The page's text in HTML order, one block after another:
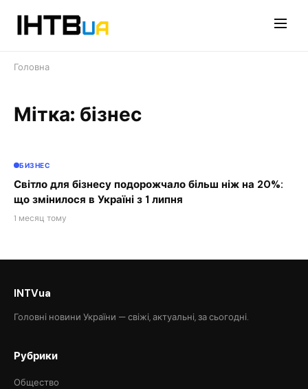
Головна
Мітка: бізнес
БИЗНЕС
Світло для бізнесу подорожчало більш ніж на 20%:
що змінилося в Україні з 1 липня
1 месяц тому
INTVua
Головні новини України — свіжі, актуальні, за сьогодні.
Рубрики
Общество